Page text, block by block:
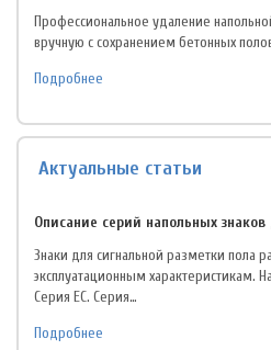
Профессиональное удаление
вручную с сохранением бетонных
Подробнее
Актуальные статьи
Описание серий напольных
Знаки для сигнальной разметки пола
эксплуатационным
Серия EC. Серия…
Подробнее